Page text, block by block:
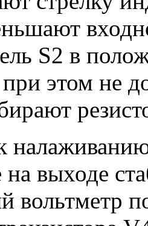
S2 в
этом не
выходе
вольтметр